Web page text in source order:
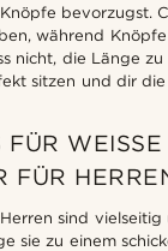
bevorzugst.
während Knöpfe
nicht, die Länge
sitzen und dir
WEISSE H
HERREN
sind vielseitig
sie zu einem